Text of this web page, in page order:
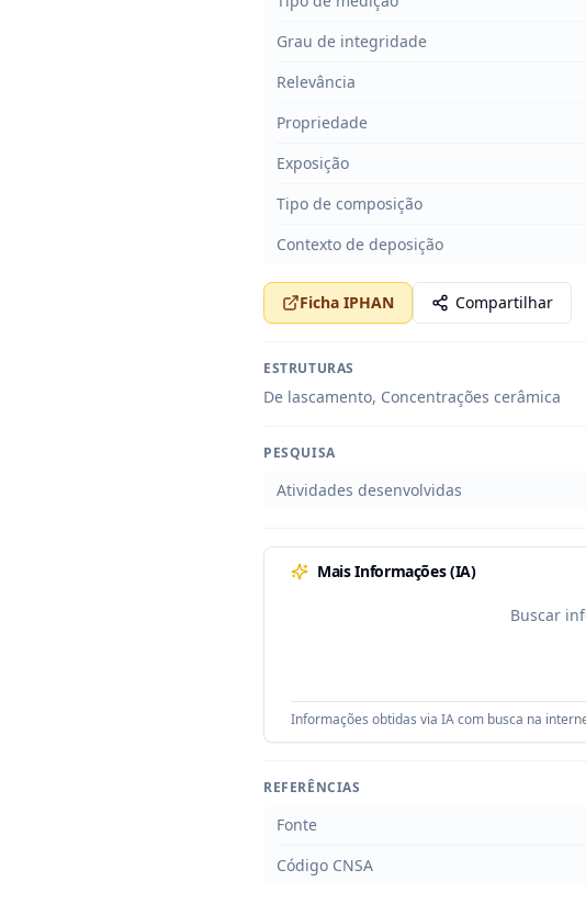
Grau de integridade
Relevância
Propriedade
Exposição
Tipo de composição
Contexto de deposição
Ficha IPHAN Compartilhar
ESTRUTURAS
De lascamento, Concentrações cerâmica
PESQUISA
Atividades desenvolvidas
Mais Informações (IA)
Buscar
Informações obtidas via IA com busca na
REFERÊNCIAS
Fonte
Código CNSA